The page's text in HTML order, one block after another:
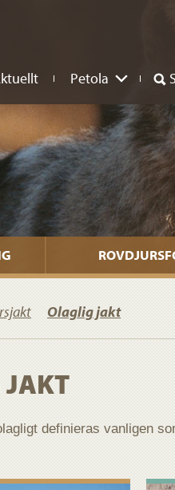
Petola
Olaglig jakt
definieras vanligen